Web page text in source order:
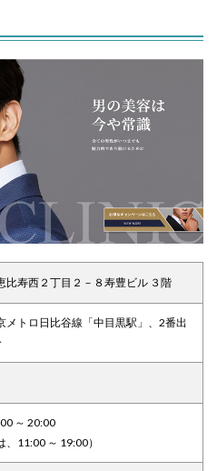
比寿西２丁目２－８寿豊ビル ３階
メトロ日比谷線「中目黒駅」、2番出
～ 20:00
、11:00 ～ 19:00）